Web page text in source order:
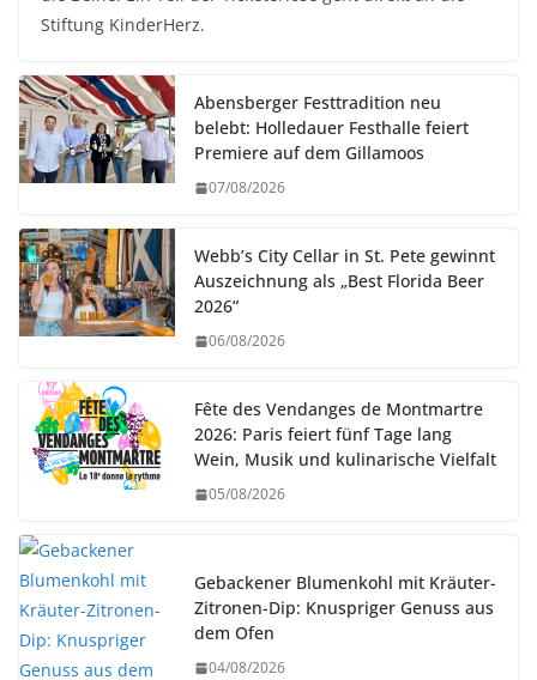
Stiftung KinderHerz.
Abensberger Festtradition neu
belebt: Holledauer Festhalle feiert
Premiere auf dem Gillamoos
07/08/2026
Webb’s City Cellar in St. Pete gewinnt
Auszeichnung als „Best Florida Beer
2026“
06/08/2026
Fête des Vendanges de Montmartre
2026: Paris feiert fünf Tage lang
Wein, Musik und kulinarische Vielfalt
05/08/2026
Gebackener Blumenkohl mit Kräuter-
Zitronen-Dip: Knuspriger Genuss aus
dem Ofen
04/08/2026